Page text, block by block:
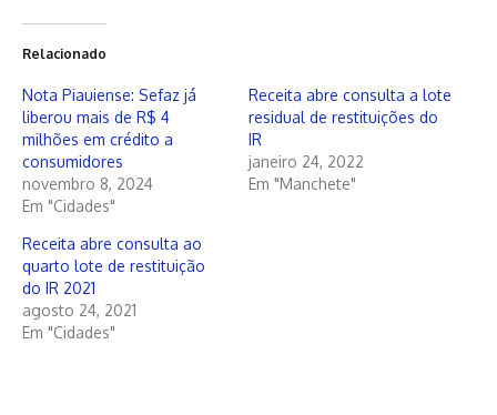
Relacionado
Nota Piauiense: Sefaz já
liberou mais de R$ 4
milhões em crédito a
consumidores
novembro 8, 2024
Em "Cidades"
Receita abre consulta a lote
residual de restituições do
IR
janeiro 24, 2022
Em "Manchete"
Receita abre consulta ao
quarto lote de restituição
do IR 2021
agosto 24, 2021
Em "Cidades"